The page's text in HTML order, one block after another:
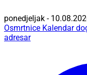
ponedjeljak -
Osmrtnice Kalendar
adresar